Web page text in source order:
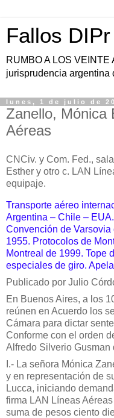
Fallos DIPr
RUMBO A LOS
jurisprudencia argentina
lunes, 1 de julio de
Zanello, Mónica
Aéreas
CNCiv. y Com. Fed.,
Esther y otro c. LAN
equipaje.
Transporte aéreo
Argentina – Chile –
Convención de
1955. Protocolos de
Montreal de 1999. Tope
especiales de giro.
Publicado por Julio
En Buenos Aires, a los
reúnen en Acuerdo los
Cámara para dictar
Conforme con el orden
Alfredo Silverio Gusman
I.- La señora Mónica
y en representación de
Lucca, iniciando
firma LAN Líneas
suma de pesos ciento